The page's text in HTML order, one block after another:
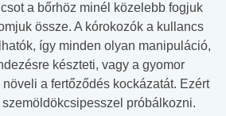
a bőrhöz minél közelebb fogjuk
össze. A kórokozók a kullancs
így minden olyan manipuláció,
készteti, vagy a gyomor
a fertőződés kockázatát. Ezért
próbálkozni.